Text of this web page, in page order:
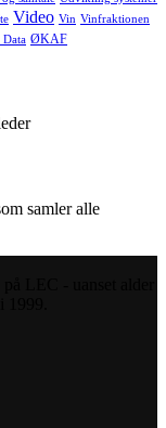
Video Vin Vinfraktionen
ØKAF
samler alle